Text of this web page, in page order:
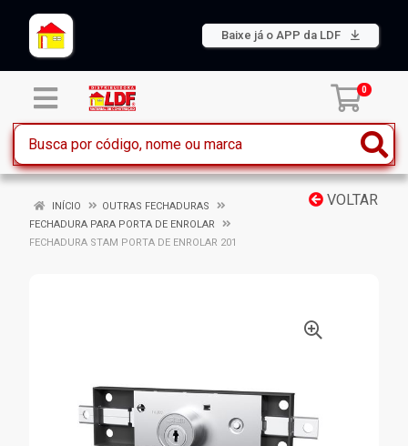
Baixe já o APP da LDF
0
VOLTAR
INÍCIO
OUTRAS FECHADURAS
FECHADURA PARA PORTA DE ENROLAR
FECHADURA STAM PORTA DE ENROLAR 201